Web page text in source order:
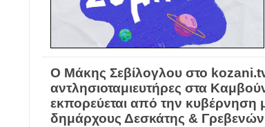
Ο Μάκης Σεβίλογλου στο
αντλησιοταμιευτήρες στα
εκπορεύεται από την κυβέρνηση
δημάρχους Δεσκάτης & Γρεβενών